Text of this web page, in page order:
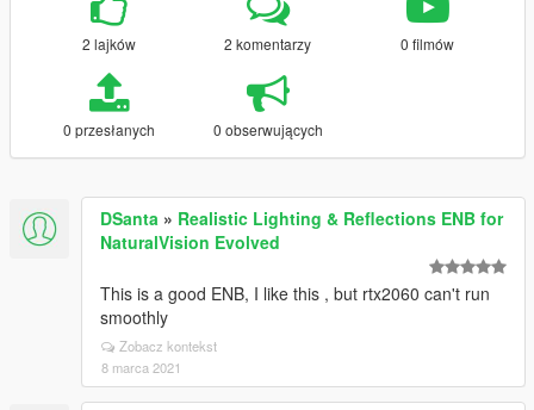
2 lajków 2 komentarzy 0 filmów
0 przesłanych 0 obserwujących
DSanta » Realistic Lighting & Reflections ENB for
NaturalVision Evolved
This is a good ENB, I like this , but rtx2060 can't run
smoothly
Zobacz kontekst
8 marca 2021